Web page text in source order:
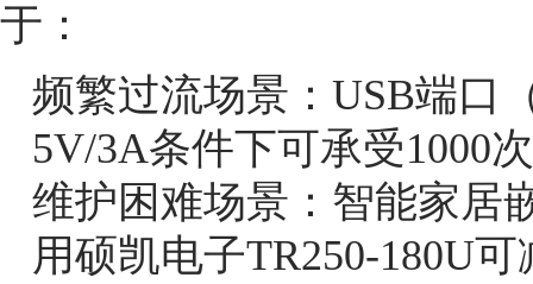
于：
频繁过流场景：USB端口
5V/3A条件下可承受1000
维护困难场景：智能家居
用硕凯电子TR250-180U